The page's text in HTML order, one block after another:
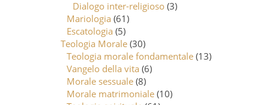
Dialogo inter-religioso (3)
Mariologia (61)
Escatologia (5)
Teologia Morale (30)
Teologia morale fondamentale (13)
Vangelo della vita (6)
Morale sessuale (8)
Morale matrimoniale (10)